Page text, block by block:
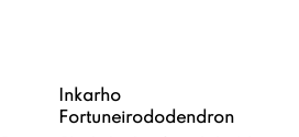
Inkarho
Fortuneirododendron